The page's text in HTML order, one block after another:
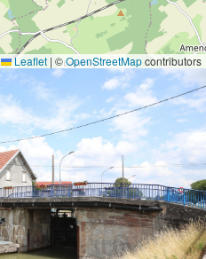
Leaflet | ©OpenStreetMapcontributors